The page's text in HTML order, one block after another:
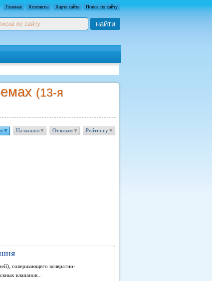
Главная Контакты Карта сайта Поиск по сайту
найти
(13-я
▼ Названию▼ Отзывам▼ Рейтингу▼
совершающего возвратно-
клапанов...